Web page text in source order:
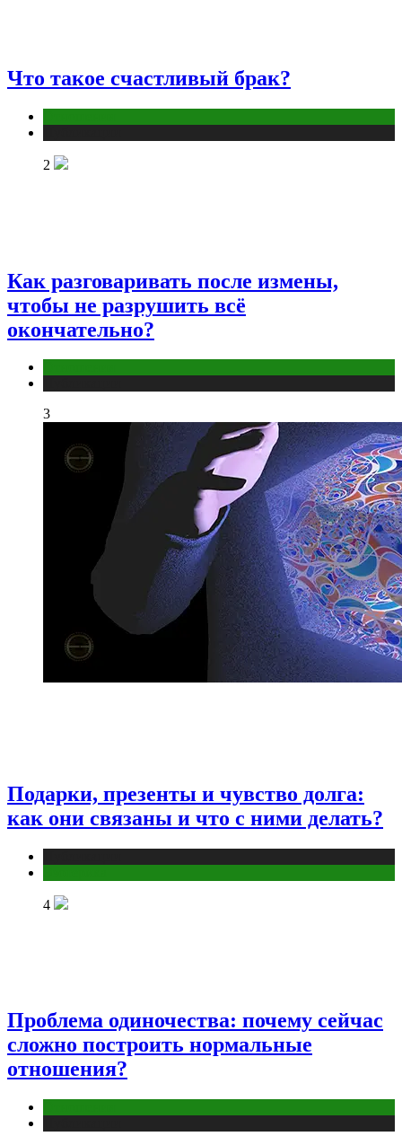
Что такое счастливый брак?
2
Как разговаривать после измены,
чтобы не разрушить всё
окончательно?
3
Подарки, презенты и чувство долга:
как они связаны и что с ними делать?
4
Проблема одиночества: почему сейчас
сложно построить нормальные
отношения?